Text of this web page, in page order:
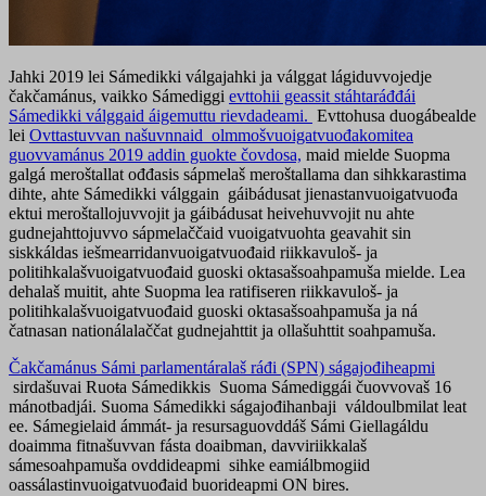
Jahki 2019 lei Sámedikki válgajahki ja válggat lágiduvvojedje
čakčamánus, vaikko Sámediggi evttohii geassit stáhtaráđđái
Sámedikki válggaid áigemuttu rievdadeami. Evttohusa duogábealde
lei Ovttastuvvan našuvnnaid olmmošvuoigatvuođakomitea
guovvamánus 2019 addin guokte čovdosa, maid mielde Suopma
galgá meroštallat ođđasis sápmelaš meroštallama dan sihkkarastima
dihte, ahte Sámedikki válggain gáibádusat jienastanvuoigatvuođa
ektui meroštallojuvvojit ja gáibádusat heivehuvvojit nu ahte
gudnejahttojuvvo sápmelaččaid vuoigatvuohta geavahit sin
siskkáldas iešmearridanvuoigatvuođaid riikkavuloš- ja
politihkalašvuoigatvuođaid guoski oktasašsoahpamuša mielde. Lea
dehalaš muitit, ahte Suopma lea ratifiseren riikkavuloš- ja
politihkalašvuoigatvuođaid guoski oktasašsoahpamuša ja ná
čatnasan nationálalaččat gudnejahttit ja ollašuhttit soahpamuša.
Čakčamánus Sámi parlamentáralaš ráđi (SPN) ságajođiheapmi
sirdašuvai Ruoŧa Sámedikkis Suoma Sámediggái čuovvovaš 16
mánotbadjái. Suoma Sámedikki ságajođihanbaji váldoulbmilat leat
ee. Sámegielaid ámmát- ja resursaguovddáš Sámi Giellagáldu
doaimma fitnašuvvan fásta doaibman, davviriikkalaš
sámesoahpamuša ovddideapmi sihke eamiálbmogiid
oassálastinvuoigatvuođaid buorideapmi ON bires.